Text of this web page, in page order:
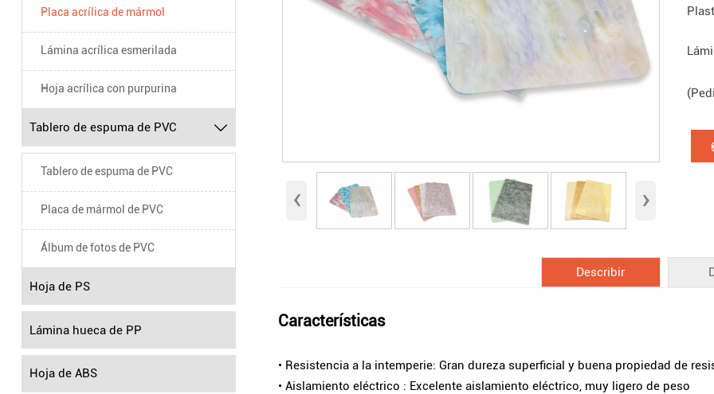
Placa acrílica de mármol
Lámina acrílica esmerilada
Hoja acrílica con purpurina
Tablero de espuma de PVC 
Tablero de espuma de PVC
Placa de mármol de PVC
Álbum de fotos de PVC
Hoja de PS
Lámina hueca de PP
Hoja de ABS
‹ ›
Describir
Características
• Resistencia a la intemperie: Gran dureza superficial y buena propiedad de
• Aislamiento eléctrico : Excelente aislamiento eléctrico, muy ligero de peso